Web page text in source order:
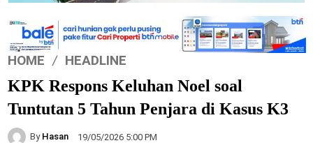
HOME HEADLINE
KPK Respons Keluhan Noel soal
Tuntutan 5 Tahun Penjara di Kasus K3
By Hasan 19/05/2026 5:00 PM